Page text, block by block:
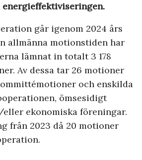
energieffektiviseringen.
går igenom 2024 års
allmänna motionstiden har
lämnat in totalt 3 178
Av dessa tar 26 motioner
och enskilda
ömsesidigt
ekonomiska föreningar.
från 2023 då 20 motioner